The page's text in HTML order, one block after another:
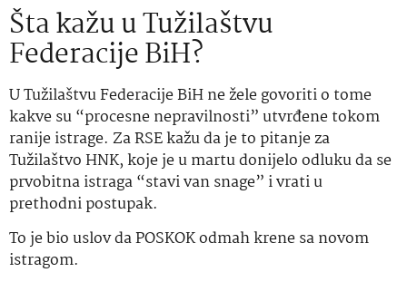
Šta kažu u Tužilaštvu
Federacije BiH?
U Tužilaštvu Federacije BiH ne žele govoriti o tome
kakve su “procesne nepravilnosti” utvrđene tokom
ranije istrage. Za RSE kažu da je to pitanje za
Tužilaštvo HNK, koje je u martu donijelo odluku da se
prvobitna istraga “stavi van snage” i vrati u
prethodni postupak.
To je bio uslov da POSKOK odmah krene sa novom
istragom.